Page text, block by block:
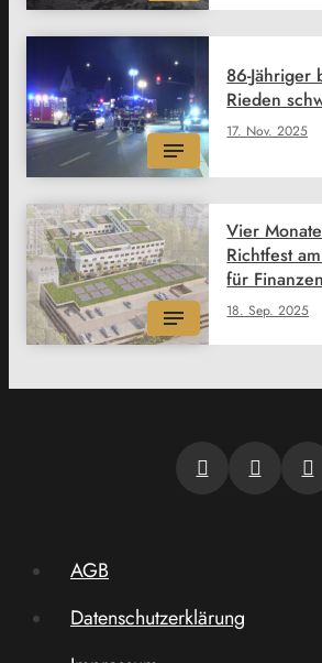
17. Nov. 2025
86-Jähriger
Rieden
18. Sep. 2025
Vier
Richtfest
für Finanzen
AGB
Datenschutzerklärung